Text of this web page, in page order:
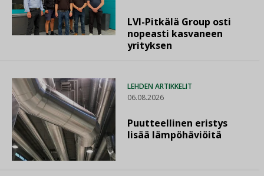
LVI-Pitkälä Group osti
nopeasti kasvaneen
yrityksen
LEHDEN ARTIKKELIT
06.08.2026
Puutteellinen eristys
lisää lämpöhäviöitä